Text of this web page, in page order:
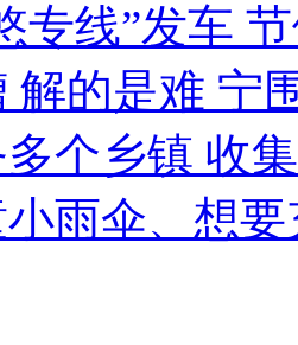
专线”发车
解的是难 宁
个乡镇 收
雨伞、想